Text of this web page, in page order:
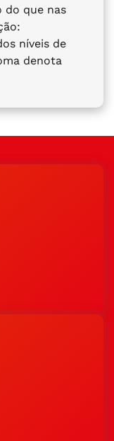
do que nas
níveis de
denota